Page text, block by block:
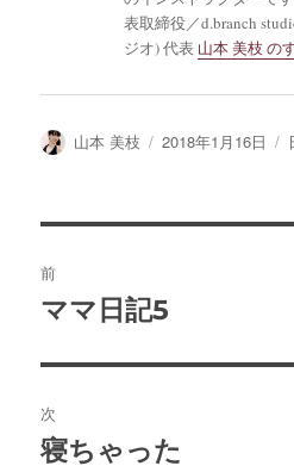
表取締役／d.branch
ジオ) 代表 山本 美枝 の
投
山本 美枝
投
2018年1月16日
稿
ビ
ゲ
前
前
投
稿:
ママ日記5
次
次
寝ちゃった